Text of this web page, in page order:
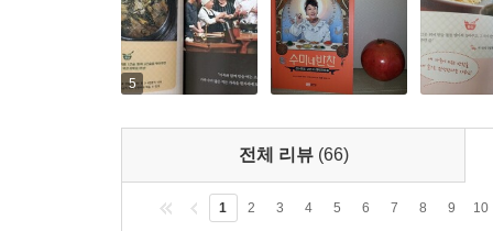
5
전체 리뷰 (66)
1 2 3 4 5 6 7 8 9 10